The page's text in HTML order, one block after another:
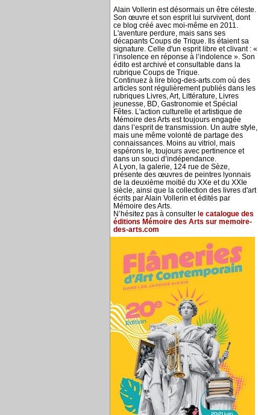
Alain Vollerin est désormais un être céleste.
Son œuvre et son esprit lui survivent, dont
ce blog créé avec moi-même en 2011.
L'aventure perdure, mais sans ses
décapants Coups de Trique. Ils étaient sa
signature. Celle d'un esprit libre et clivant : «
l’insolence en réponse à l’indolence ». Son
édito est archivé et consultable dans la
rubrique Coups de Trique.
Continuez à lire blog-des-arts.com où des
articles sont régulièrement publiés dans les
rubriques Livres, Art, Littérature, Livres
jeunesse, BD, Gastronomie et Spécial
Fêtes. L'action culturelle et artistique de
Mémoire des Arts est toujours engagée
dans l’esprit de transmission. Un autre style,
mais une même volonté de partage des
connaissances. Moins au vitriol, mais
espérons le, toujours avec pertinence et
dans un souci d’indépendance.
A Lyon, la galerie, 124 rue de Sèze,
présente des œuvres de peintres lyonnais
de la deuxième moitié du XXe et du XXIe
siècle, ainsi que la collection des livres d'art
écrits par Alain Vollerin et édités par
Mémoire des Arts.
N’hésitez pas à consulter l e catalogue des
éditions Mémoire des Arts sur memoire-
des-arts.com